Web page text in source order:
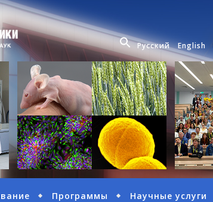
Русский English
Программы Научные услуги